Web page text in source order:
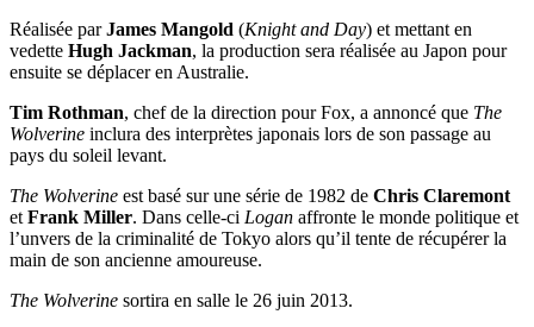
Réalisée parJames Mangold (Knight and Day) et mettant en
vedette Hugh Jackman, la production sera réalisée au Japon pour
ensuite se déplacer en Australie.
Tim Rothman, chef de la direction pour Fox, a annoncé que The
Wolverine inclura des interprètes japonais lors de son passage au
pays du soleil levant.
The Wolverine est basé sur une série de 1982 de Chris Claremont
et Frank Miller. Dans celle-ci Logan affronte le monde politique et
l’unvers de la criminalité de Tokyo alors qu’il tente de récupérer la
main de son ancienne amoureuse.
The Wolverine sortira en salle le 26 juin 2013.